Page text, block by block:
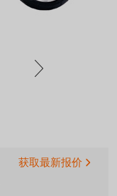
获取最新报价